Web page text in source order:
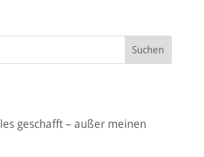
geschafft – außer meinen